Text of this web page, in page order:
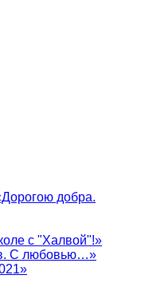
добра.
с "Халвой"!»
С любовью…»